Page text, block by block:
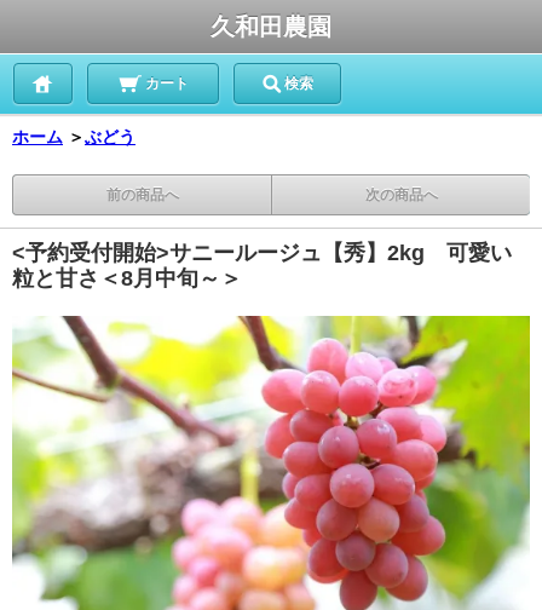
久和田農園
カート 検索
ホーム ＞ぶどう
前の商品へ 次の商品へ
<予約受付開始>サニールージュ【秀】2kg 可愛い
粒と甘さ＜8月中旬～＞